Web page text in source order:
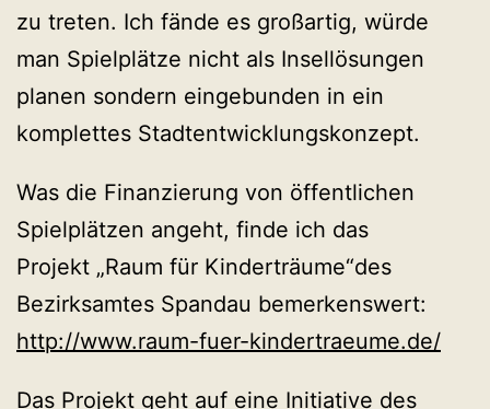
zu treten. Ich fände es großartig, würde
man Spielplätze nicht als Insellösungen
planen sondern eingebunden in ein
komplettes Stadtentwicklungskonzept.
Was die Finanzierung von öffentlichen
Spielplätzen angeht, finde ich das
Projekt „Raum für Kinderträume“des
Bezirksamtes Spandau bemerkenswert:
http://www.raum-fuer-kindertraeume.de/
Das Projekt geht auf eine Initiative des